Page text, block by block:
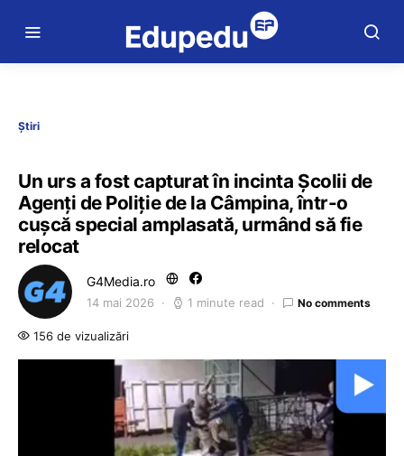
Știri
Un urs a fost capturat în incinta Şcolii de
Agenţi de Poliţie de la Câmpina, într-o
cuşcă special amplasată, urmând să fie
relocat
G4Media.ro
14 mai 2026 1 minute read No comments
156 de vizualizări